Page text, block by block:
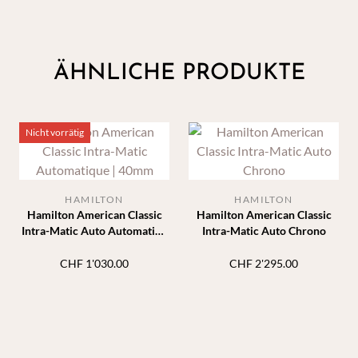
ÄHNLICHE PRODUKTE
Nicht vorrätig
Hamilton American Classic
Intra-Matic Auto Automatik |
HAMILTON
CHF 1'030.00
Hamilton American Classic
Intra-Matic Auto Chrono
HAMILTON
CHF 2'295.00